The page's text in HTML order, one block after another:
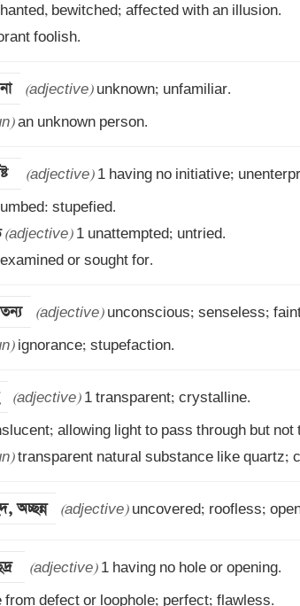
bewitched; affected with an illusion.
foolish.
(adjective) unknown; unfamiliar.
an unknown person.
(adjective) 1 having no initiative;
(adjective) 1 unattempted; untried.
or sought for.
(adjective) unconscious; senseless;
ignorance; stupefaction.
(adjective) 1 transparent; crystalline.
allowing light to pass through but not
transparent natural substance like quartz;
অচ্ছন্ন (adjective) uncovered; roofless;
(adjective) 1 having no hole or opening.
from defect or loophole; perfect; flawless.